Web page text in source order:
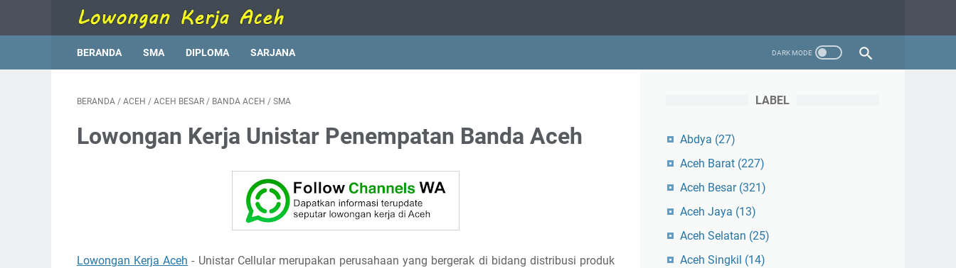
BERANDA SMA DIPLOMA SARJANA
BERANDA / ACEH / ACEH BESAR / BANDA ACEH / SMA
Lowongan Kerja Unistar Penempatan Banda Aceh
Lowongan Kerja Aceh - Unistar Cellular merupakan perusahaan yang bergerak di bidang distribusi produk
LABEL
Abdya (27)
Aceh Barat (227)
Aceh Besar (321)
Aceh Jaya (13)
Aceh Selatan (25)
Aceh Singkil (14)